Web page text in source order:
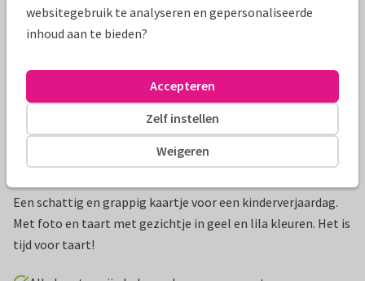
Productinformatie
Een schattig en grappig kaartje voor een kinderverjaardag.
Met foto en taart met gezichtje in geel en lila kleuren. Het is
tijd voor taart!
websitegebruik te analyseren en gepersonaliseerde
inhoud aan te bieden?
Weigeren
Zelf instellen
Accepteren